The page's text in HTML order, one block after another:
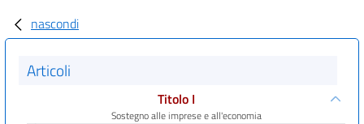
nascondi
Articoli
Titolo I
Sostegno alle imprese e all'economia